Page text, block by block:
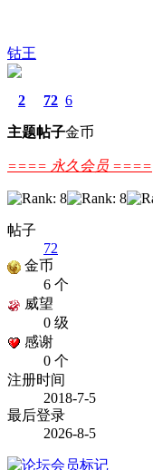
钴王
2
主题
72
帖子
6
金币
==== 永久会员 ====
帖子
72
金币
6 个
威望
0 级
感谢
0 个
注册时间
2018-7-5
最后登录
2026-8-5